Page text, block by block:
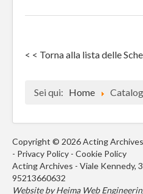
< < Torna alla lista delle
Sei qui: Home
Copyright © 2026 Acting
- Privacy Policy - Cookie Policy
Acting Archives - Viale Kennedy,
95213660632
Website byHeima Web